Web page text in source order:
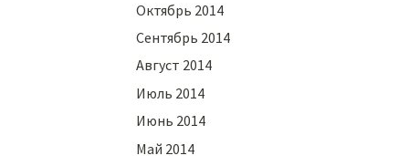
Октябрь 2014
Сентябрь 2014
Август 2014
Июль 2014
Июнь 2014
Май 2014